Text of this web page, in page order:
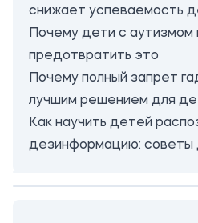
снижает успеваемость
Почему дети с аутизмом
предотвратить это
Почему полный запрет
лучшим решением для
Как научить детей
дезинформацию: советы